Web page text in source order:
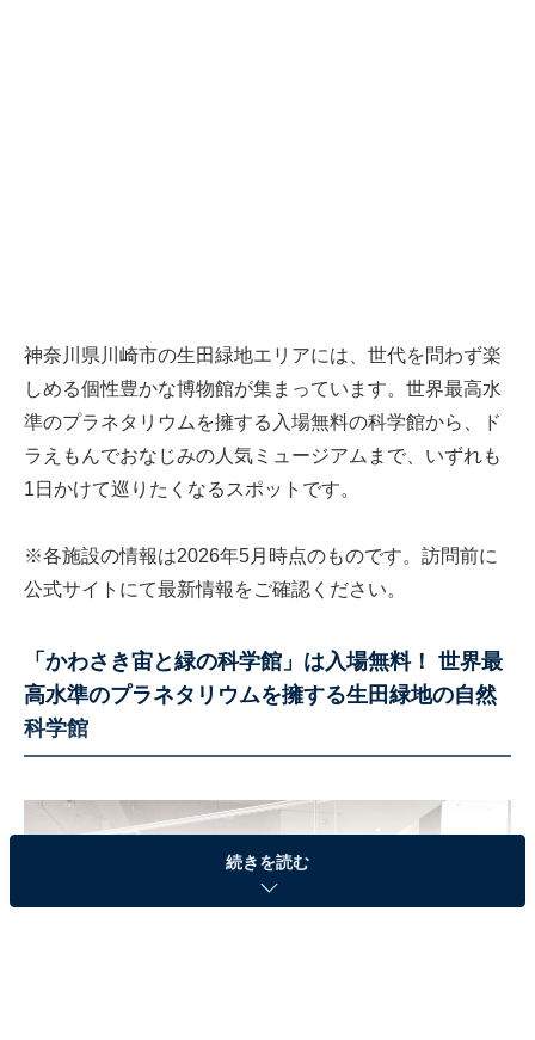
神奈川県川崎市の生田緑地エリアには、世代を問わず楽
しめる個性豊かな博物館が集まっています。世界最高水
準のプラネタリウムを擁する入場無料の科学館から、ド
ラえもんでおなじみの人気ミュージアムまで、いずれも
1日かけて巡りたくなるスポットです。
※各施設の情報は2026年5月時点のものです。訪問前に
公式サイトにて最新情報をご確認ください。
「かわさき宙と緑の科学館」は入場無料！ 世界最
高水準のプラネタリウムを擁する生田緑地の自然
科学館
続きを読む